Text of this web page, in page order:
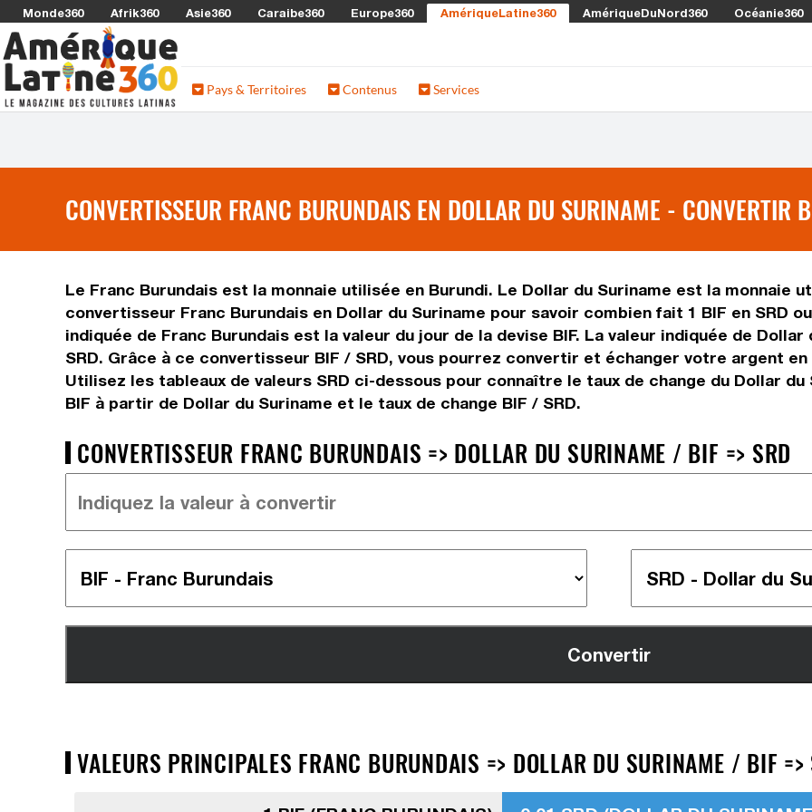
Monde360 Afrik360 Asie360 Caraibe360 Europe360 AmériqueLatine360 AmériqueDuNord360 Océanie360
Pays & Territoires Contenus Services
CONVERTISSEUR FRANC BURUNDAIS EN DOLLAR DU SURINAME - CONVERTIR
Le Franc Burundais est la monnaie utilisée en Burundi. Le Dollar du Suriname est la monnaie
convertisseur Franc Burundais en Dollar du Suriname pour savoir combien fait 1 BIF en SRD
indiquée de Franc Burundais est la valeur du jour de la devise BIF. La valeur indiquée de
SRD. Grâce à ce convertisseur BIF / SRD, vous pourrez convertir et échanger votre argent
Utilisez les tableaux de valeurs SRD ci-dessous pour connaître le taux de change du Dollar
BIF à partir de Dollar du Suriname et le taux de change BIF / SRD.
CONVERTISSEUR FRANC BURUNDAIS => DOLLAR DU SURINAME / BIF => SRD
VALEURS PRINCIPALES FRANC BURUNDAIS => DOLLAR DU SURINAME / BIF =>